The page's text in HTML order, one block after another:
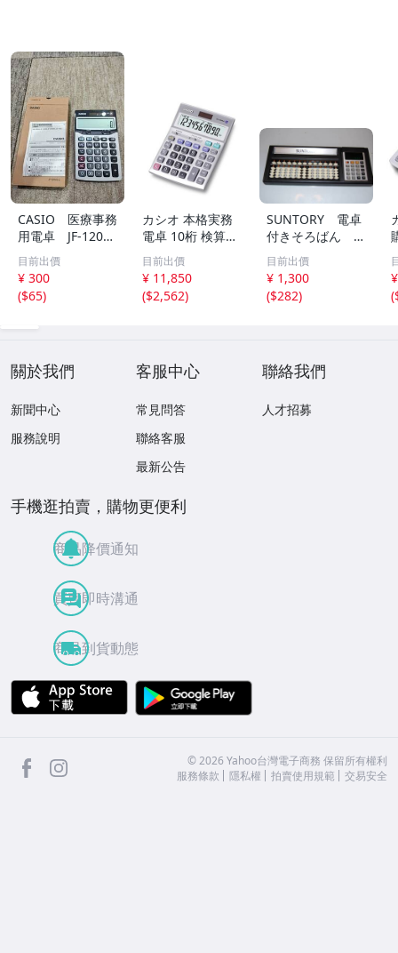
CASIO 医療事務
用電卓 JF-120V
G
目前出價
¥ 300
($65)
カシオ 本格実務
電卓 10桁 検算機
能 デスクタイプ
DS-10WKA-N グ
リーン購入法適合
エコマーク認定
目前出價
¥ 11,850
($2,562)
SUNTORY 電卓
付きそろばん サ
イズ：よこ巾28×
たて11㎝ 可動
品
目前出價
¥ 1,300
($282)
(
關於我們
新聞中心
服務說明
客服中心
常見問答
聯絡客服
最新公告
聯絡我們
人才招募
手機逛拍賣，購物更便利
商品降價通知
買賣即時溝通
商品到貨動態
APP Store
facebook ©2026 Yahoo台灣電子商務 保留所有權利
服務條款
隱私權 拍賣使用規範 交易安全